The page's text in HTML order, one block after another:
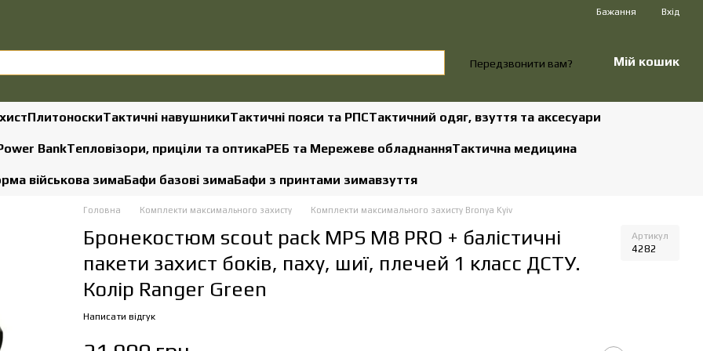
Бажання Вхід
Передзвонити вам? Мій кошик
ПлитоноскиТактичні навушникиТактичні пояси та РПСТактичний одяг, взуття та аксесуари
BankТепловізори, приціли та оптикаРЕБ та Мережеве обладнанняТактична медицина
військова зимаБафи базові зимаБафи з принтами зимавзуття
Головна Комплекти максимального захисту Комплекти максимального захисту Bronya Kyiv
Бронекостюм scout pack MPS М8 PRO + балістичні
пакети захист боків, паху, шиї, плечей 1 класс ДСТУ.
Колір Ranger Green
Артикул
4282
Написати відгук